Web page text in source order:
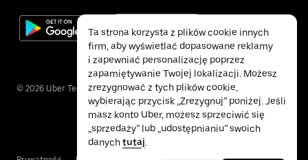
© 2026 Uber Technologies Inc.
Ta strona korzysta z plików cookie innych
firm, aby wyświetlać dopasowane reklamy
i zapewniać personalizację poprzez
zapamiętywanie Twojej lokalizacji. Możesz
zrezygnować z tych plików cookie,
wybierając przycisk „Zrezygnuj” poniżej. Jeśli
masz konto Uber, możesz sprzeciwić się
„sprzedaży” lub „udostępnianiu” swoich
danychtutaj.